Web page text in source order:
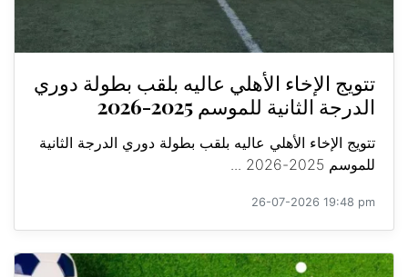
تتويج الإخاء الأهلي عاليه بلقب بطولة دوري
الدرجة الثانية للموسم 2025-2026
تتويج الإخاء الأهلي عاليه بلقب بطولة دوري الدرجة الثانية
للموسم 2025-2026 ...
26-07-2026 19:48 pm